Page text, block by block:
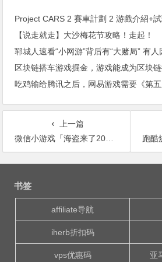
Project CARS 2 賽車計劃 2 游戲介紹+試
【说走就走】大沙梅花节攻略！走起！
郓城人速看“小网游”背后有“大赌局” 有
区块链搭车游戏掘金，游戏能成为区块
上一篇
微信小游戏「海盗来了2018」怎么打怪兽 海盗来了打怪兽攻略
跑酷烧脑
文
书签
affiliate导航
iherb折扣码
vps优惠码 亚